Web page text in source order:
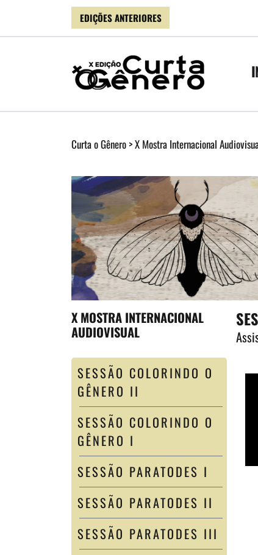
EDIÇÕES ANTERIORES
Curta o Gênero >X Mostra Internacional
X MOSTRA INTERNACIONAL
AUDIOVISUAL
SESSÃO COLORINDO O
GÊNERO II
SESSÃO COLORINDO O
GÊNERO I
SESSÃO PARATODES I
SESSÃO PARATODES II
SESSÃO PARATODES III